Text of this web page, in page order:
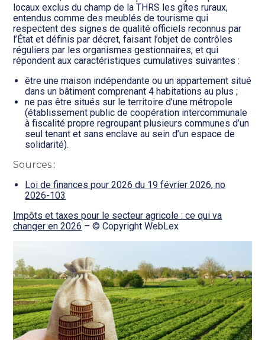
locaux exclus du champ de la THRS les gîtes ruraux,
entendus comme des meublés de tourisme qui
respectent des signes de qualité officiels reconnus par
l’État et définis par décret, faisant l’objet de contrôles
réguliers par les organismes gestionnaires, et qui
répondent aux caractéristiques cumulatives suivantes :
être une maison indépendante ou un appartement situé
dans un bâtiment comprenant 4 habitations au plus ;
ne pas être situés sur le territoire d’une métropole
(établissement public de coopération intercommunale
à fiscalité propre regroupant plusieurs communes d’un
seul tenant et sans enclave au sein d’un espace de
solidarité).
Sources :
Loi de finances pour 2026 du 19 février 2026, no
2026-103
Impôts et taxes pour le secteur agricole : ce qui va
changer en 2026 – © Copyright WebLex